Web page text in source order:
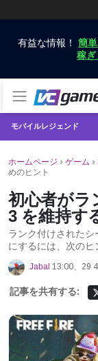
有益な情報！ 簡
稼ぎ
モバイルレジェンド
ホームページ › ゲーム ›
めのヒント
初心者がラ
3 を維持す
ランク付けされた
にするには、次のヒ
Jabal 13:00、29
記事を共有する: